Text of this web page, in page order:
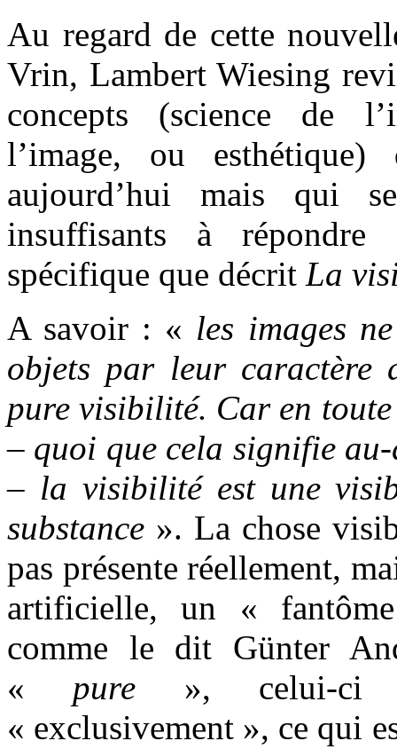
Au regard de cette
Vrin, Lambert Wiesing
concepts (science de
l’image, ou
aujourd’hui mais qui
insuffisants à répondre
spécifique que décrit La
A savoir : « les images
objets par leur caractère
pure visibilité. Car en
– quoi que cela signifie
– la visibilité est une
substance ». La chose
pas présente réellement,
artificielle, un «
comme le dit Günter
« pure », celui-ci
« exclusivement », ce qui